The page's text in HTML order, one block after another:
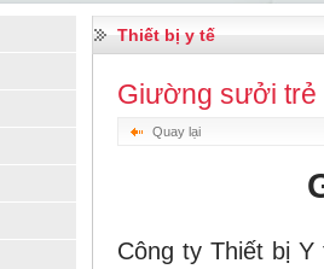
Thiết bị y tế
Giường sưởi trẻ
Quay lại
Công ty Thiết bị